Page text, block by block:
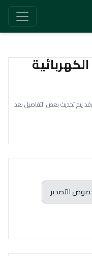
وقد يتم تحديث بعض التفاصيل بعد
التصدير